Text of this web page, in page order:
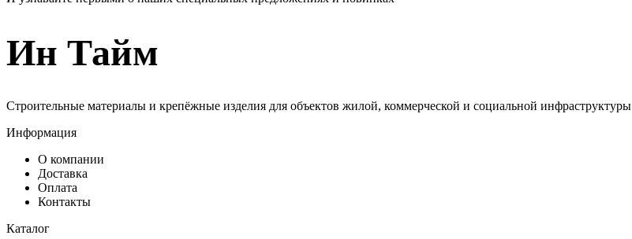
Ин Тайм
Строительные материалы и крепёжные изделия для объектов жилой, коммерческой и социальной инфраструктуры
Информация
О компании
Доставка
Оплата
Контакты
Каталог